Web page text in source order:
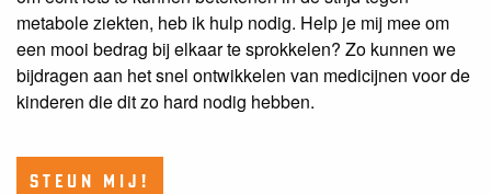
metabole ziekten, heb ik hulp nodig. Help je mij mee om
een mooi bedrag bij elkaar te sprokkelen? Zo kunnen we
bijdragen aan het snel ontwikkelen van medicijnen voor de
kinderen die dit zo hard nodig hebben.
STEUN MIJ!